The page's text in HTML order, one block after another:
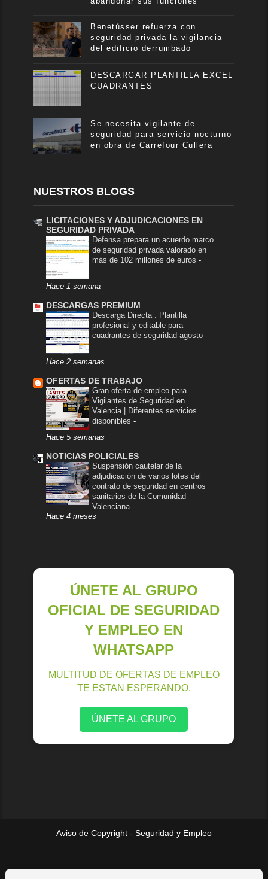
Benetússer refuerza con
seguridad privada la vigilancia
del edificio derrumbado
DESCARGAR PLANTILLA EXCEL
CUADRANTES
Se necesita vigilante de
seguridad para servicio nocturno
en obra de Carrefour Cullera
NUESTROS BLOGS
LICITACIONES Y ADJUDICACIONES EN
SEGURIDAD PRIVADA
Defensa prepara un acuerdo marco
de seguridad privada valorado en
más de 102 millones de euros-
Hace 1 semana
DESCARGAS PREMIUM
Descarga Directa : Plantilla
profesional y editable para
cuadrantes de seguridad agosto-
Hace 2 semanas
OFERTAS DE TRABAJO
Gran oferta de empleo para
Vigilantes de Seguridad en
Valencia | Diferentes servicios
disponibles-
Hace 5 semanas
NOTICIAS POLICIALES
Suspensión cautelar de la
adjudicación de varios lotes del
contrato de seguridad en centros
sanitarios de la Comunidad
Valenciana-
Hace 4 meses
ÚNETE AL GRUPO
OFICIAL DE SEGURIDAD
Y EMPLEO EN
WHATSAPP
MULTITUD DE OFERTAS DE EMPLEO
TE ESTAN ESPERANDO.
ÚNETE AL GRUPO
Aviso de Copyright - Seguridad y Empleo